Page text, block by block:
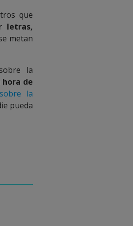
que
letras,
metan
la
hora de
la
pueda